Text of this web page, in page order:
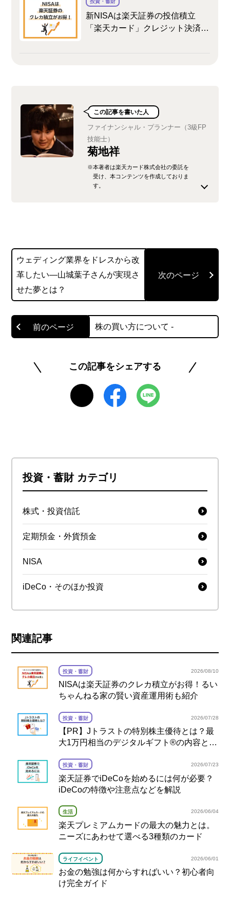
投資・蓄財
新NISAは楽天証券の投信積立
「楽天カード」クレジット決済が
この記事を書いた人
ファイナンシャル・プランナー（3級FP
技能士）
菊地祥
※本著者は楽天カード株式会社の委託を
受け、本コンテンツを作成しておりま
す。
らゆる専門知識を、分かりやすく説明します。
https://pickup-kl.com/
このライターの記事一覧を見る
ウェディング業界をドレスから改
革したい―山城葉子さんが実現さ
せた夢とは？
株の買い方について -
この記事をシェアする
投資・蓄財 カテゴリ
株式・投資信託
定期預金・外貨預金
NISA
iDeCo・そのほか投資
関連記事
投資・蓄財 2026/08/10
NISAは楽天証券のクレカ積立がお得！るい
ちゃんねる家の賢い資産運用術も紹介
投資・蓄財 2026/07/28
【PR】Jトラストの特別株主優待とは？最
大1万円相当のデジタルギフト®の内容と注
投資・蓄財 2026/07/23
楽天証券でiDeCoを始めるには何が必要？
iDeCoの特徴や注意点などを解説
生活 2026/06/04
楽天プレミアムカードの最大の魅力とは。
ニーズにあわせて選べる3種類のカード
ライフイベント 2026/06/01
お金の勉強は何からすればいい？初心者向
け完全ガイド